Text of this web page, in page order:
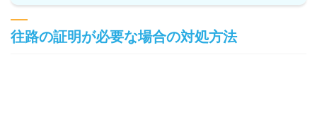
往路の証明が必要な場合の対処方法